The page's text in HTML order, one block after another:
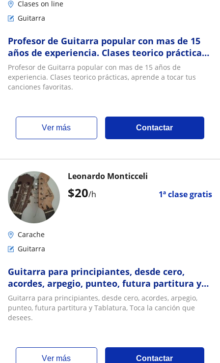
Clases on line
Guitarra
Profesor de Guitarra popular con mas de 15
años de experiencia. Clases teorico prácticas,
aprende a tocar tus canciones favoritas
Profesor de Guitarra popular con mas de 15 años de
experiencia. Clases teorico prácticas, aprende a tocar tus
canciones favoritas.
ver más Contactar
$20/h 1ª clase gratis
Leonardo Monticceli
Carache
Guitarra
Guitarra para principiantes, desde cero,
acordes, arpegio, punteo, futura partitura y
Tablatura, Toca la canción que desees
Guitarra para principiantes, desde cero, acordes, arpegio,
punteo, futura partitura y Tablatura, Toca la canción que
desees.
ver más Contactar